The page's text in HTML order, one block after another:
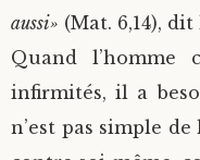
aussi» (Mat. 6,14),
Quand l’homme
infirmités, il a
n’est pas simple